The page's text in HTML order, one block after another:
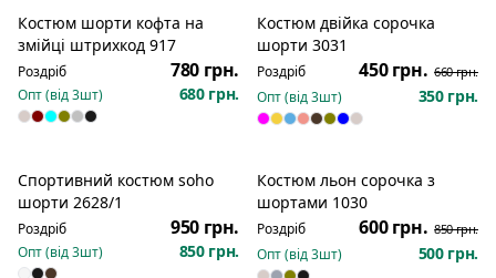
Костюм шорти кофта на
змійці штрихкод 917
Роздріб 780 грн.
Опт (від3шт) 680 грн.
Розпродаж
Костюм двійка сорочка
шорти 3031
Роздріб 450 грн. 660 грн.
Опт (від3шт) 350 грн.
Новинка
Спортивний костюм soho
шорти 2628/1
Роздріб 950 грн.
Опт (від3шт) 850 грн.
Костюм льон сорочка з
шортами 1030
Роздріб 600 грн. 850 грн.
Опт (від3шт) 500 грн.